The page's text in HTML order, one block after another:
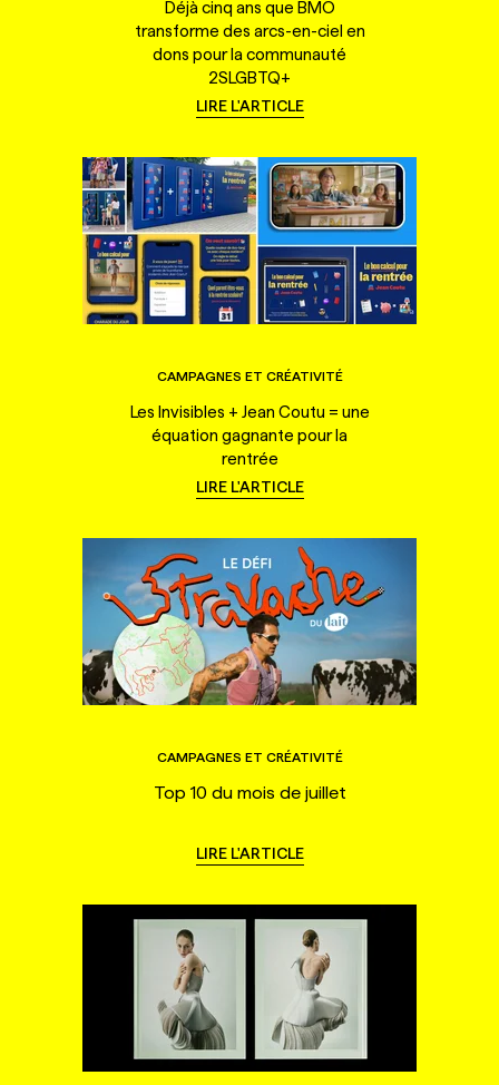
Déjà cinq ans que BMO
transforme des arcs-en-ciel en
dons pour la communauté
2SLGBTQ+
LIRE L'ARTICLE
CAMPAGNES ET CRÉATIVITÉ
Les Invisibles + Jean Coutu = une
équation gagnante pour la
rentrée
LIRE L'ARTICLE
CAMPAGNES ET CRÉATIVITÉ
Top 10 du mois de juillet
LIRE L'ARTICLE